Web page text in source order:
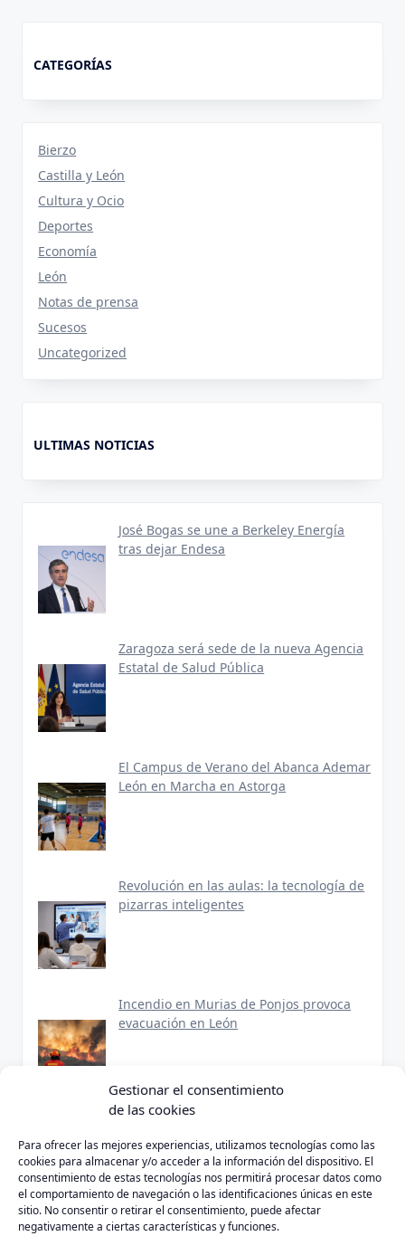
Gestionar el consentimiento
de las cookies
Para ofrecer las mejores experiencias, utilizamos tecnologías como las
cookies para almacenar y/o acceder a la información del dispositivo. El
consentimiento de estas tecnologías nos permitirá procesar datos como
el comportamiento de navegación o las identificaciones únicas en este
sitio. No consentir o retirar el consentimiento, puede afectar
negativamente a ciertas características y funciones.
CATEGORÍAS
Bierzo
Castilla y León
Cultura y Ocio
Deportes
Economía
León
Notas de prensa
Sucesos
Uncategorized
ULTIMAS NOTICIAS
José Bogas se une a Berkeley Energía
tras dejar Endesa
Zaragoza será sede de la nueva Agencia
Estatal de Salud Pública
El Campus de Verano del Abanca Ademar
León en Marcha en Astorga
Revolución en las aulas: la tecnología de
pizarras inteligentes
Incendio en Murias de Ponjos provoca
evacuación en León
Política de PrivacidadAviso LegalPolítica de Cookies